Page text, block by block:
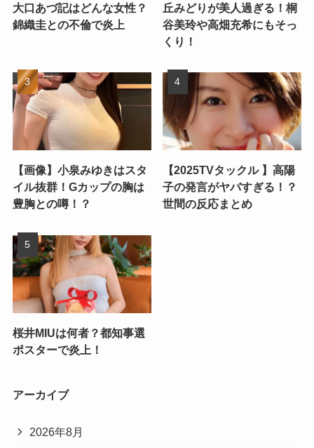
大口あづ記はどんな女性？
錦織圭との不倫で炎上
丘みどりが美人過ぎる！桐
谷美玲や高畑充希にもそっ
くり！
【画像】小泉みゆきはスタ
イル抜群！Gカップの胸は
豊胸との噂！？
【2025TVタックル 】高陽
子の発言がヤバすぎる！？
世間の反応まとめ
桜井MIUは何者？都知事選
ポスターで炎上！
アーカイブ
2026年8月